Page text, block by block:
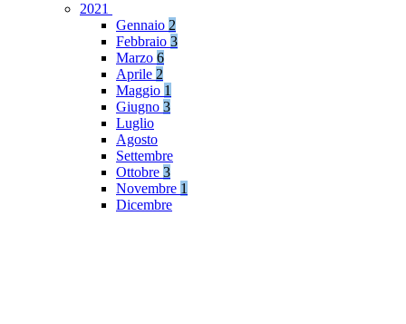
2021
Gennaio 2
Febbraio 3
Marzo 6
Aprile 2
Maggio 1
Giugno 3
Luglio
Agosto
Settembre
Ottobre 3
Novembre 1
Dicembre